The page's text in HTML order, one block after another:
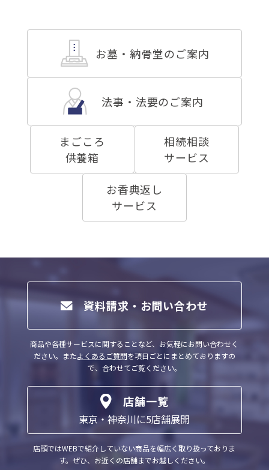
お墓・納骨堂のご案内
法事・法要のご案内
まごころ
供養箱
相続相談
サービス
お香典返し
サービス
資料請求・お問い合わせ
商品や各種サービスに関することなど、お気軽にお問い合わせく
ださい。 またよくあるご質問を項目ごとにまとめておりますの
で、合わせてご覧ください。
店舗一覧
東京・神奈川に5店舗展開
店頭ではWEBで紹介していない商品を幅広く取り扱っておりま
す。ぜひ、お近くの店舗までお越しください。